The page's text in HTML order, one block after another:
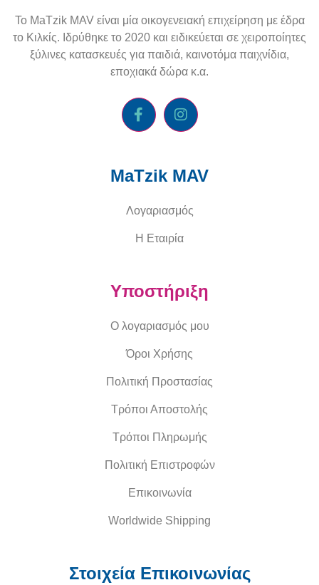
To MaTzik MAVείναι μία οικογενειακή επιχείρηση με έδρα
το Κιλκίς. Ιδρύθηκε το 2020 και ειδικεύεται σε χειροποίητες
ξύλινες κατασκευές για παιδιά, καινοτόμα παιχνίδια,
εποχιακά δώρα κ.α.
MaTzik MAV
Λογαριασμός
Η Εταιρία
Υποστήριξη
Ο λογαριασμός μου
Όροι Χρήσης
Πολιτική Προστασίας
Τρόποι Αποστολής
Τρόποι Πληρωμής
Πολιτική Επιστροφών
Επικοινωνία
Worldwide Shipping
Στοιχεία Επικοινωνίας